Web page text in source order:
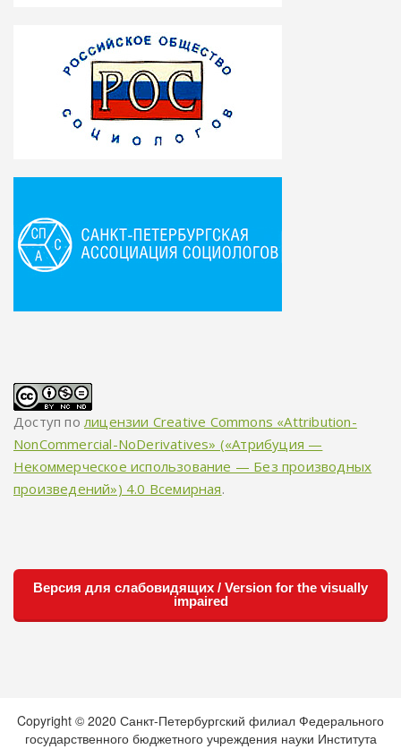
Доступ полицензии Creative Commons «Attribution-
NonCommercial-NoDerivatives» («Атрибуция —
Некоммерческое использование — Без производных
произведений») 4.0 Всемирная.
Версия для слабовидящих / Version for the visually
impaired
Copyright © 2020 Санкт-Петербургский филиал Федерального
государственного бюджетного учреждения науки Института